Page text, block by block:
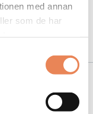
med annan
som de har